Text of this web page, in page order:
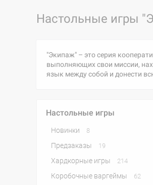
Настольные игры
"Экипаж" – это серия
выполняющих свои миссии,
язык между собой и донести
Настольные игры
Новинки 8
Предзаказы 19
Хардкорные игры 214
Коробочные варгеймы 62